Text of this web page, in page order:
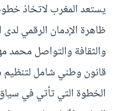
يستعد المغرب لاتخاذ
ظاهرة الإدمان الرقمي
والثقافة والتواصل
قانون وطني شامل لتنظيم
الخطوة التي تأتي في